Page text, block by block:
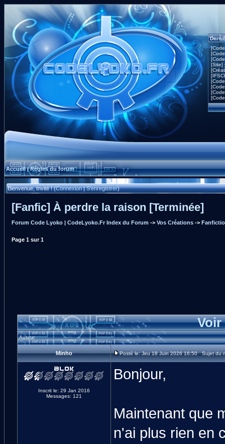
[Site]
Accueil|Règles du forum
Bienvenue, Invité ! (Connexion|S'enregistrer)
[Fanfic] À perdre la raison [Terminée]
Forum Code Lyoko | CodeLyoko.Fr Index du Forum -> Vos Créations ->
Page 1 sur1
Voir
Auteur
Minho Posté le: Jeu 18 Juin 2026 16:50 Sujet du
Inscrit le: 29 Jan 2016
Messages: 121
Bonjour,
Maintenant que
n'ai plus rien en